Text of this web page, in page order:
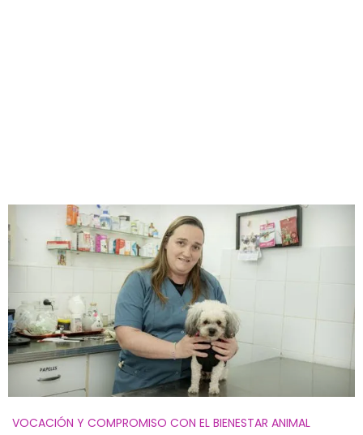
VOCACIÓN Y COMPROMISO CON EL BIENESTAR ANIMAL